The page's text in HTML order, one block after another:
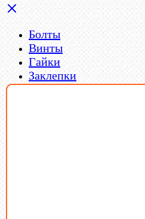
Болты
Винты
Гайки
Заклепки
Пресс-масленки